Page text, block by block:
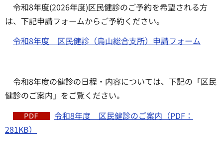
令和8年度(2026年度)区民健診のご予約を希望される方
は、下記申請フォームからご予約ください。
令和8年度 区民健診（烏山総合支所）申請フォーム
令和8年度の健診の日程・内容については、下記の「区民
健診のご案内」をご覧ください。
令和8年度 区民健診のご案内（PDF：
281KB）